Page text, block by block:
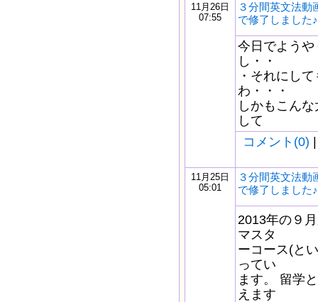
11月26日
07:55
３分間英文法動
で修了しました♪
今日でよう
し・・
・それにし
わ・・・
しかもこん
して
コメント(0)
11月25日
05:01
３分間英文法動
で修了しました♪
2013年の９
マスタ
ーコース(と
ってい
ます。 留学
えます